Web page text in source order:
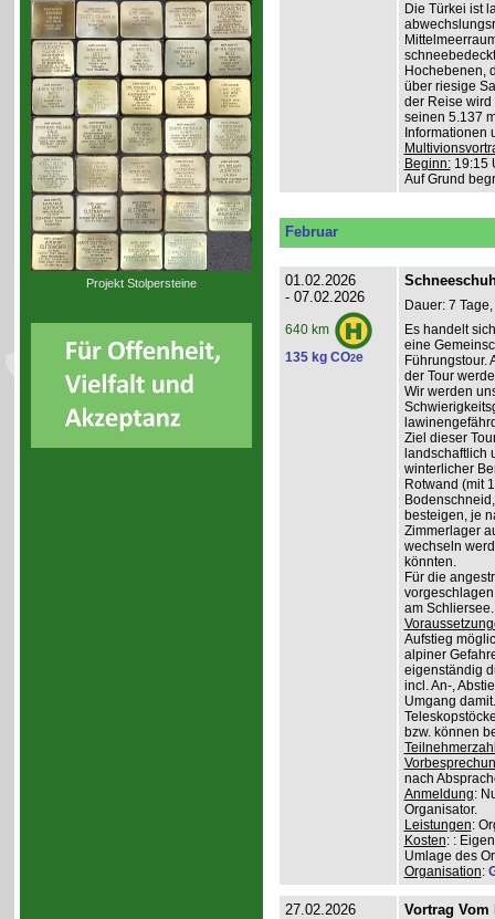
Projekt Stolpersteine
Die Türkei ist
Hochebenen,
über riesige
der Reise wird
seinen 5.137
Informationen
Beginn:19:15
Auf Grund
Februar
01.02.2026
- 07.02.2026
640 km
135 kg CO2e
Dauer: 7
Es handelt
eine
Führungstour.
der Tour
Wir werden
Ziel dieser
landschaftlich
winterlicher
Rotwand (mit
besteigen, je
Zimmerlager
wechseln
könnten.
Für die
am
Aufstieg
alpiner
eigenständig
incl. An-,
Umgang
bzw. können
nach
Anmeldung:
Organisator.
Leistungen:
Kosten: :
Umlage des
Organisation:
27.02.2026 Vortrag Vom